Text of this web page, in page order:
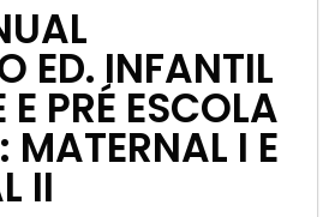
ED. INFANTIL
PRÉ ESCOLA
MATERNAL I E
II